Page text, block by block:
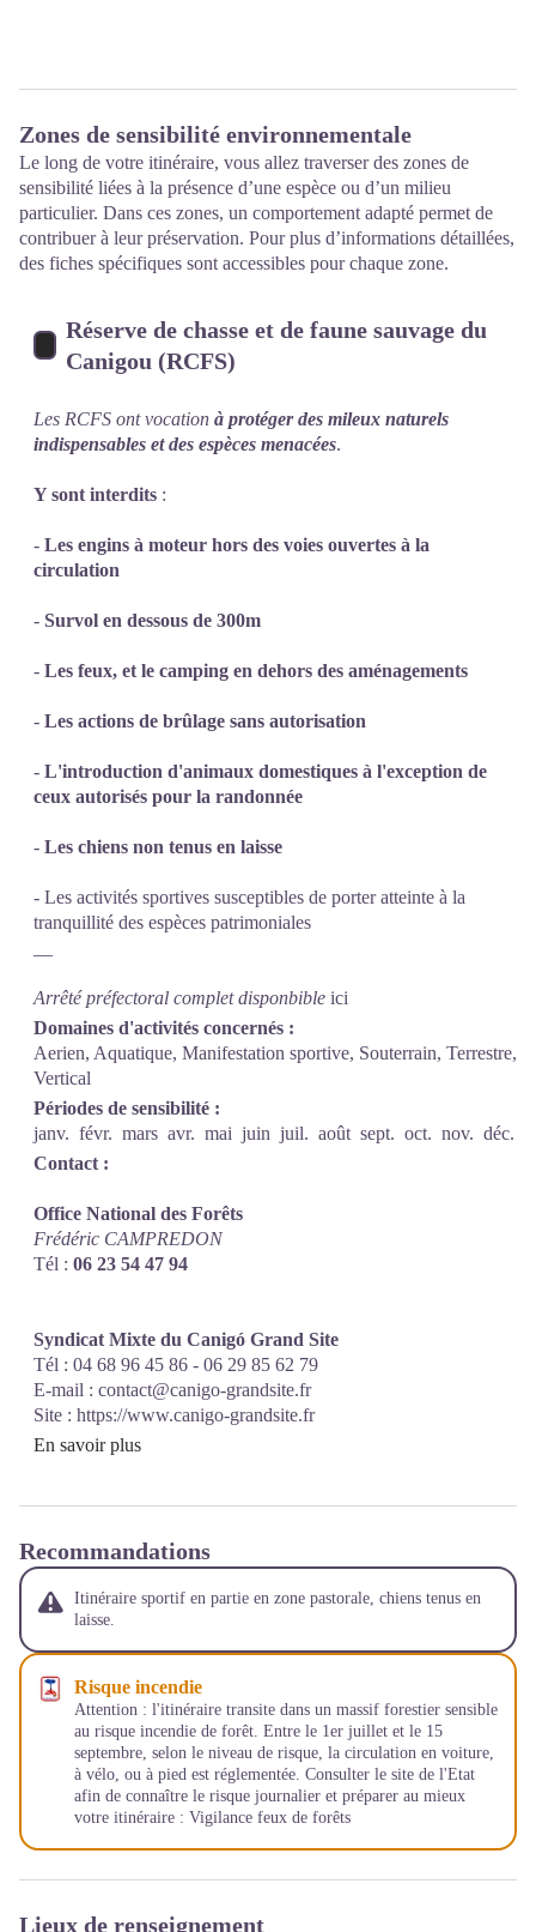
Zones de sensibilité environnementale
Le long de votre itinéraire, vous allez traverser des zones de
sensibilité liées à la présence d’une espèce ou d’un milieu
particulier. Dans ces zones, un comportement adapté permet de
contribuer à leur préservation. Pour plus d’informations détaillées,
des fiches spécifiques sont accessibles pour chaque zone.
Réserve de chasse et de faune sauvage du
Canigou (RCFS)
Les RCFS ont vocation à protéger des mileux naturels
indispensables et des espèces menacées.
Y sont interdits :
- Les engins à moteur hors des voies ouvertes à la
circulation
- Survol en dessous de 300m
- Les feux, et le camping en dehors des aménagements
- Les actions de brûlage sans autorisation
- L'introduction d'animaux domestiques à l'exception de
ceux autorisés pour la randonnée
- Les chiens non tenus en laisse
- Les activités sportives susceptibles de porter atteinte à la
tranquillité des espèces patrimoniales
Arrêté préfectoral complet disponbible ici
Domaines d'activités concernés :
Aerien, Aquatique, Manifestation sportive, Souterrain, Terrestre,
Vertical
Périodes de sensibilité :
janv. févr. mars avr. mai juin juil. août sept. oct. nov. déc.
Contact :
Office National des Forêts
Frédéric CAMPREDON
Tél : 06 23 54 47 94
Syndicat Mixte du Canigó Grand Site
Tél : 04 68 96 45 86 - 06 29 85 62 79
E-mail : contact@canigo-grandsite.fr
Site : https://www.canigo-grandsite.fr
En savoir plus
Recommandations
Itinéraire sportif en partie en zone pastorale, chiens tenus en
laisse.
Risque incendie
Attention : l'itinéraire transite dans un massif forestier sensible
au risque incendie de forêt. Entre le 1er juillet et le 15
septembre, selon le niveau de risque, la circulation en voiture,
à vélo, ou à pied est réglementée. Consulter le site de l'Etat
afin de connaître le risque journalier et préparer au mieux
votre itinéraire : Vigilance feux de forêts
Lieux de renseignement